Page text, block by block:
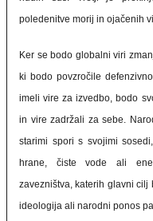
poledenitve morij in ojačenih
Ker se bodo globalni viri
ki bodo povzročile
imeli vire za izvedbo, bodo
in vire zadržali za sebe.
starimi spori s svojimi
hrane, čiste vode ali
zavezništva, katerih glavni
ideologija ali narodni ponos